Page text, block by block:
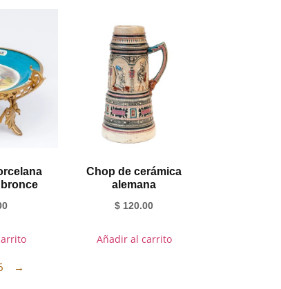
Chop de cerámica
alemana
$ 120.00
Añadir al carrito
→